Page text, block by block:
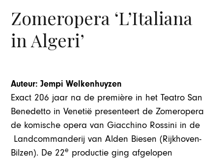
Zomeropera ‘L’Italiana
in Algeri’
Auteur: Jempi Welkenhuyzen
Exact 206 jaar na de première in het Teatro San
Benedetto in Venetië presenteert de Zomeropera
de komische opera van Giacchino Rossini in de
Landcommanderij van Alden Biesen (Rijkhoven-
Bilzen). De 22e productie ging afgelopen